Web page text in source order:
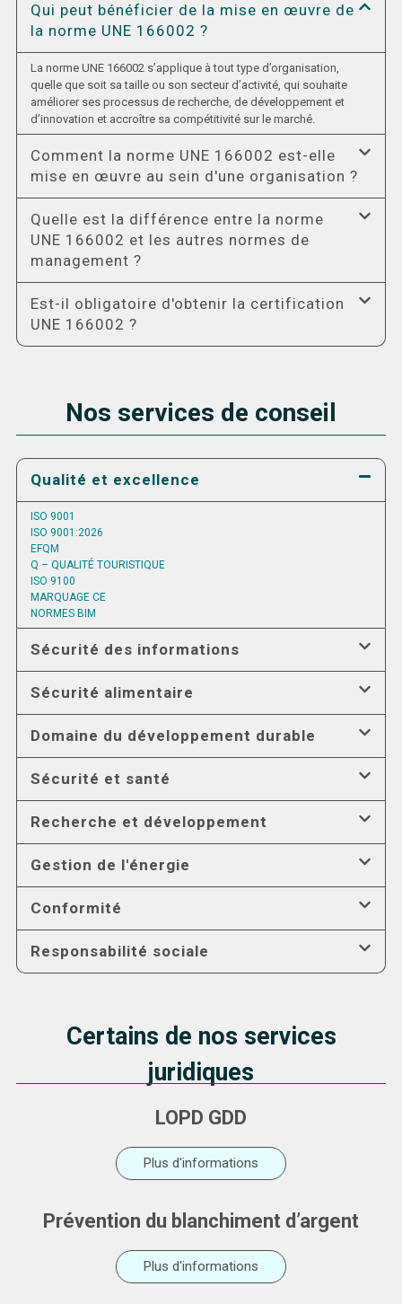
Qui peut bénéficier de la mise en œuvre de
la norme UNE 166002 ?
La norme UNE 166002 s’applique à tout type d’organisation,
quelle que soit sa taille ou son secteur d’activité, qui souhaite
améliorer ses processus de recherche, de développement et
d’innovation et accroître sa compétitivité sur le marché.
Comment la norme UNE 166002 est-elle
mise en œuvre au sein d'une organisation ?
Quelle est la différence entre la norme
UNE 166002 et les autres normes de
management ?
Est-il obligatoire d'obtenir la certification
UNE 166002 ?
Nos services de conseil
Qualité et excellence
ISO 9001
ISO 9001:2026
EFQM
Q – QUALITÉ TOURISTIQUE
ISO 9100
MARQUAGE CE
NORMES BIM
Sécurité des informations
Sécurité alimentaire
Domaine du développement durable
Sécurité et santé
Recherche et développement
Gestion de l'énergie
Conformité
Responsabilité sociale
Certains de nos services
juridiques
LOPD GDD
Plus d'informations
Prévention du blanchiment d’argent
Plus d'informations